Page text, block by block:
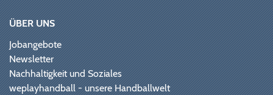
ÜBER UNS
Jobangebote
Newsletter
Nachhaltigkeit und Soziales
weplayhandball - unsere Handballwelt